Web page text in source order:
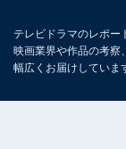
自身にとっても実朝
「叫んだり駆け
たら机をひっく
テレビドラマのレポー
映画業界や作品の考察
幅広くお届けしていま